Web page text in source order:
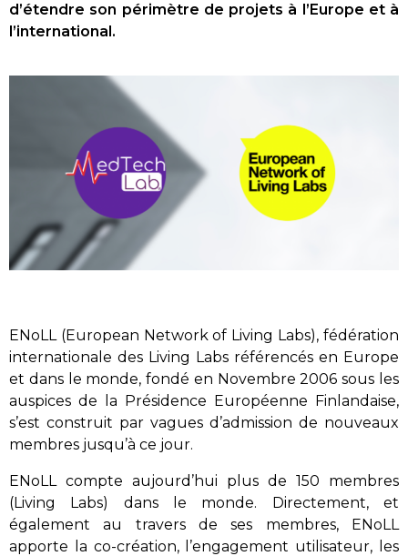
d’étendre son périmètre de projets à l’Europe et à
l’international.
ENoLL (European Network of Living Labs), fédération
internationale des Living Labs référencés en Europe
et dans le monde, fondé en Novembre 2006 sous les
auspices de la Présidence Européenne Finlandaise,
s’est construit par vagues d’admission de nouveaux
membres jusqu’à ce jour.
ENoLL compte aujourd’hui plus de 150 membres
(Living Labs) dans le monde. Directement, et
également au travers de ses membres, ENoLL
apporte la co-création, l’engagement utilisateur, les